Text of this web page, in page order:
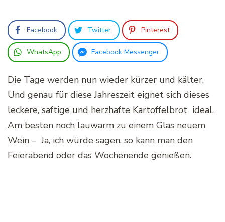
Facebook Twitter Pinterest
WhatsApp Facebook Messenger
Die Tage werden nun wieder kürzer und kälter.
Und genau für diese Jahreszeit eignet sich dieses
leckere, saftige und herzhafte Kartoffelbrot ideal.
Am besten noch lauwarm zu einem Glas neuem
Wein – Ja, ich würde sagen, so kann man den
Feierabend oder das Wochenende genießen.